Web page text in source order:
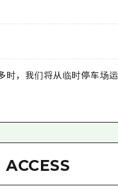
时，我们将从临时停车场
ACCESS